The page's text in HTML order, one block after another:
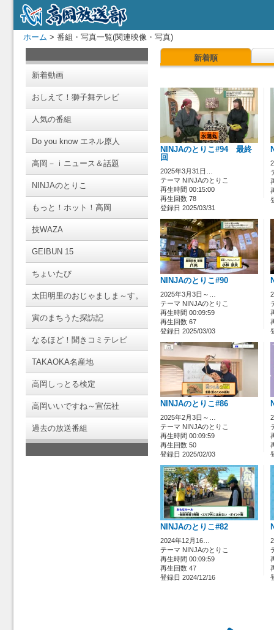
ホーム > 番組・写真一覧(関連映像・写真)
新着動画
おしえて！獅子舞テレビ
人気の番組
Do you know エネル原人
高岡－ｉニュース＆話題
NINJAのとりこ
もっと！ホット！高岡
技WAZA
GEIBUN 15
ちょいたび
太田明里のおじゃましま～す。
寅のまちうた探訪記
なるほど！聞きコミテレビ
TAKAOKA名産地
高岡しっとる検定
高岡いいですね～宣伝社
過去の放送番組
新着順
NINJAのとりこ#94 最終
回
2025年3月31日…
テーマ NINJAのとりこ
再生時間 00:15:00
再生回数 78
登録日 2025/03/31
NINJAのとりこ#90
2025年3月3日～…
テーマ NINJAのとりこ
再生時間 00:09:59
再生回数 67
登録日 2025/03/03
NINJAのとりこ#86
2025年2月3日～…
テーマ NINJAのとりこ
再生時間 00:09:59
再生回数 50
登録日 2025/02/03
NINJAのとりこ#82
2024年12月16…
テーマ NINJAのとりこ
再生時間 00:09:59
再生回数 47
登録日 2024/12/16